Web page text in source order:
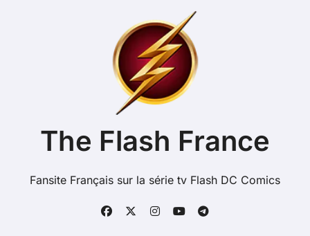
The Flash France
Fansite Français sur la série tv Flash DC Comics